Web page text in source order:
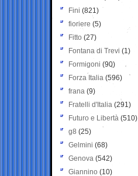
Fini (821)
fioriere (5)
Fitto (27)
Fontana di Trevi (1)
Formigoni (90)
Forza Italia (596)
frana (9)
Fratelli d'Italia (291)
Futuro e Libertà (510)
g8 (25)
Gelmini (68)
Genova (542)
Giannino (10)